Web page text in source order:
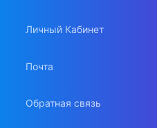
Личный Кабинет
Почта
Обратная связь